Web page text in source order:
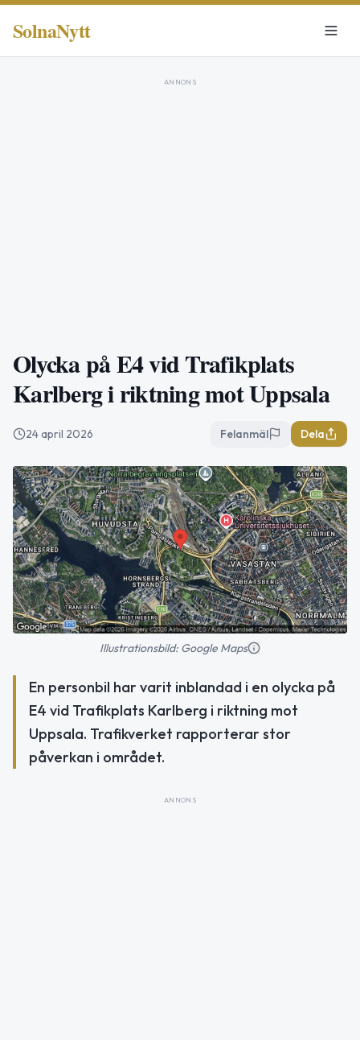
SolnaNytt
ANNONS
Olycka på E4 vid Trafikplats
Karlberg i riktning mot Uppsala
24 april 2026 Felanmäl Dela
Illustrationsbild: Google Maps
En personbil har varit inblandad i en olycka på
E4 vid Trafikplats Karlberg i riktning mot
Uppsala. Trafikverket rapporterar stor
påverkan i området.
ANNONS